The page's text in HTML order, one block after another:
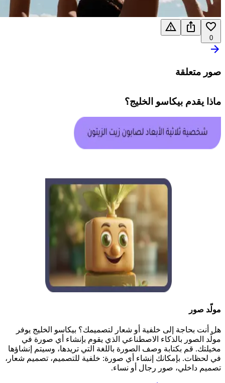
0
صور متعلقة
ماذا يقدم بيكاسو الخليج؟
مولّد صور
هل أنت بحاجة إلى خلفية أو شعار لتصميمك؟ بيكاسو الخليج يوفر
مولّد الصور بالذكاء الاصطناعي الذي يقوم بإنشاء أي صورة في
مخيلتك. قم بكتابة وصف الصورة باللغة التي تريدها، وسيتم إنشاؤها
في لحظات. بإمكانك إنشاء أي صورة: خلفية للتصميم، تصميم شعار،
تصميم داخلي، صور رجال أو نساء.